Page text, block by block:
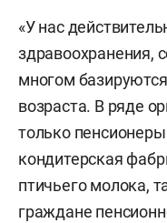
«У нас
здравоохранения,
многом
возраста. В ряде
только
кондитерская
птичьего молока,
граждане